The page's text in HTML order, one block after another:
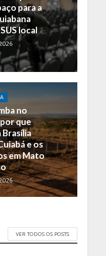
para a
local
no
que
Brasília
e os
em Mato
VER TODOS OS POSTS